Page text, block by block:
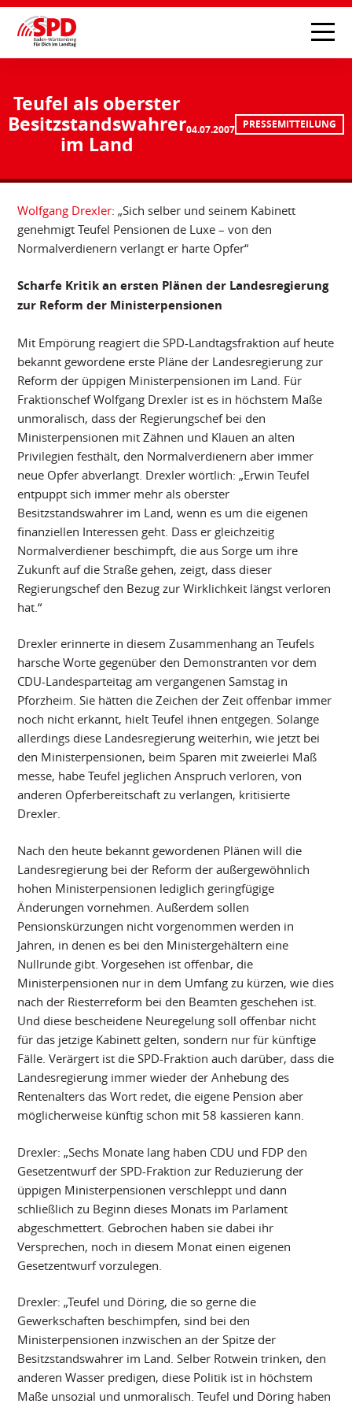
Teufel als oberster
Besitzstandswahrer
im Land
04.07.2007 PRESSEMITTEILUNG
Wolfgang Drexler: „Sich selber und seinem Kabinett
genehmigt Teufel Pensionen de Luxe – von den
Normalverdienern verlangt er harte Opfer“
Scharfe Kritik an ersten Plänen der Landesregierung
zur Reform der Ministerpensionen
Mit Empörung reagiert die SPD-Landtagsfraktion auf heute
bekannt gewordene erste Pläne der Landesregierung zur
Reform der üppigen Ministerpensionen im Land. Für
Fraktionschef Wolfgang Drexler ist es in höchstem Maße
unmoralisch, dass der Regierungschef bei den
Ministerpensionen mit Zähnen und Klauen an alten
Privilegien festhält, den Normalverdienern aber immer
neue Opfer abverlangt. Drexler wörtlich: „Erwin Teufel
entpuppt sich immer mehr als oberster
Besitzstandswahrer im Land, wenn es um die eigenen
finanziellen Interessen geht. Dass er gleichzeitig
Normalverdiener beschimpft, die aus Sorge um ihre
Zukunft auf die Straße gehen, zeigt, dass dieser
Regierungschef den Bezug zur Wirklichkeit längst verloren
hat.“
Drexler erinnerte in diesem Zusammenhang an Teufels
harsche Worte gegenüber den Demonstranten vor dem
CDU-Landesparteitag am vergangenen Samstag in
Pforzheim. Sie hätten die Zeichen der Zeit offenbar immer
noch nicht erkannt, hielt Teufel ihnen entgegen. Solange
allerdings diese Landesregierung weiterhin, wie jetzt bei
den Ministerpensionen, beim Sparen mit zweierlei Maß
messe, habe Teufel jeglichen Anspruch verloren, von
anderen Opferbereitschaft zu verlangen, kritisierte
Drexler.
Nach den heute bekannt gewordenen Plänen will die
Landesregierung bei der Reform der außergewöhnlich
hohen Ministerpensionen lediglich geringfügige
Änderungen vornehmen. Außerdem sollen
Pensionskürzungen nicht vorgenommen werden in
Jahren, in denen es bei den Ministergehältern eine
Nullrunde gibt. Vorgesehen ist offenbar, die
Ministerpensionen nur in dem Umfang zu kürzen, wie dies
nach der Riesterreform bei den Beamten geschehen ist.
Und diese bescheidene Neuregelung soll offenbar nicht
für das jetzige Kabinett gelten, sondern nur für künftige
Fälle. Verärgert ist die SPD-Fraktion auch darüber, dass die
Landesregierung immer wieder der Anhebung des
Rentenalters das Wort redet, die eigene Pension aber
möglicherweise künftig schon mit 58 kassieren kann.
Drexler: „Sechs Monate lang haben CDU und FDP den
Gesetzentwurf der SPD-Fraktion zur Reduzierung der
üppigen Ministerpensionen verschleppt und dann
schließlich zu Beginn dieses Monats im Parlament
abgeschmettert. Gebrochen haben sie dabei ihr
Versprechen, noch in diesem Monat einen eigenen
Gesetzentwurf vorzulegen.
Drexler: „Teufel und Döring, die so gerne die
Gewerkschaften beschimpfen, sind bei den
Ministerpensionen inzwischen an der Spitze der
Besitzstandswahrer im Land. Selber Rotwein trinken, den
anderen Wasser predigen, diese Politik ist in höchstem
Maße unsozial und unmoralisch. Teufel und Döring haben